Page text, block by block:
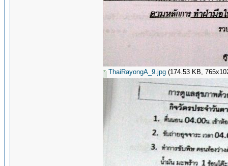
ThaiRayongA_9.jpg (174.53 KB,